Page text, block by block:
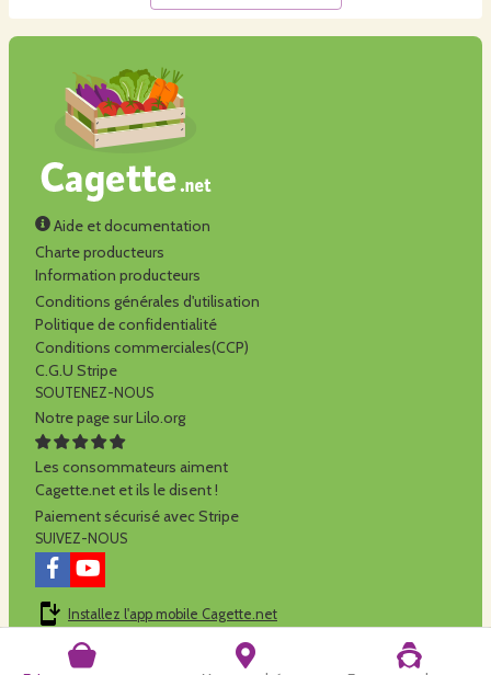
Aide et documentation
Charte producteurs
Information producteurs
Conditions générales d'utilisation
Politique de confidentialité
Conditions commerciales(CCP)
C.G.U Stripe
SOUTENEZ-NOUS
Notre page sur Lilo.org
Les consommateurs aiment
Cagette.net et ils le disent !
Paiement sécurisé avec Stripe
SUIVEZ-NOUS
Installez l'app mobile Cagette.net
Cagette.net est réalisé par la SCOP Alilo